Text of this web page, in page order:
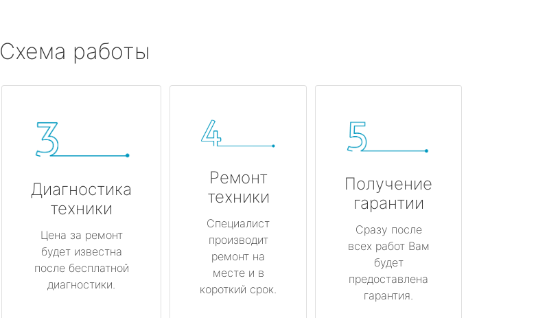
Схема работы
Диагностика
техники
Цена за ремонт
будет известна
после бесплатной
диагностики.
Ремонт
техники
Специалист
производит
ремонт на
месте и в
короткий срок.
Получение
гарантии
Сразу после
всех работ Вам
будет
предоставлена
гарантия.